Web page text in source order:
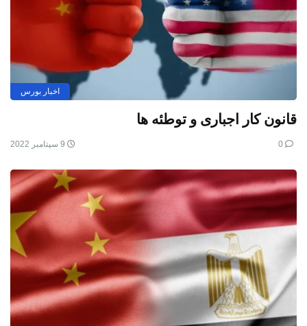
اخبار بورس
قانون کار اجباری و توطئه ها